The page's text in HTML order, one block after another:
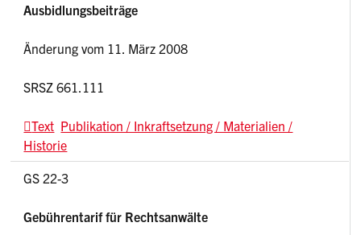
Ausbidlungsbeiträge
Änderung vom 11. März 2008
SRSZ 661.111
Text Publikation / Inkraftsetzung / Materialien /
Historie
GS 22-3
Gebührentarif für Rechtsanwälte